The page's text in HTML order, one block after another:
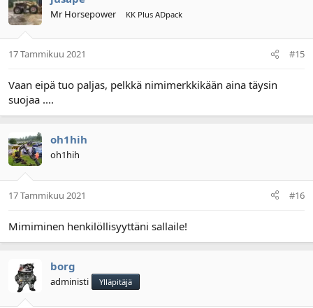
Mr Horsepower KK Plus ADpack
17 Tammikuu 2021 #15
Vaan eipä tuo paljas, pelkkä nimimerkkikään aina täysin
suojaa ....
oh1hih
oh1hih
17 Tammikuu 2021 #16
Mimiminen henkilöllisyyttäni sallaile!
borg
administi Ylläpitäjä